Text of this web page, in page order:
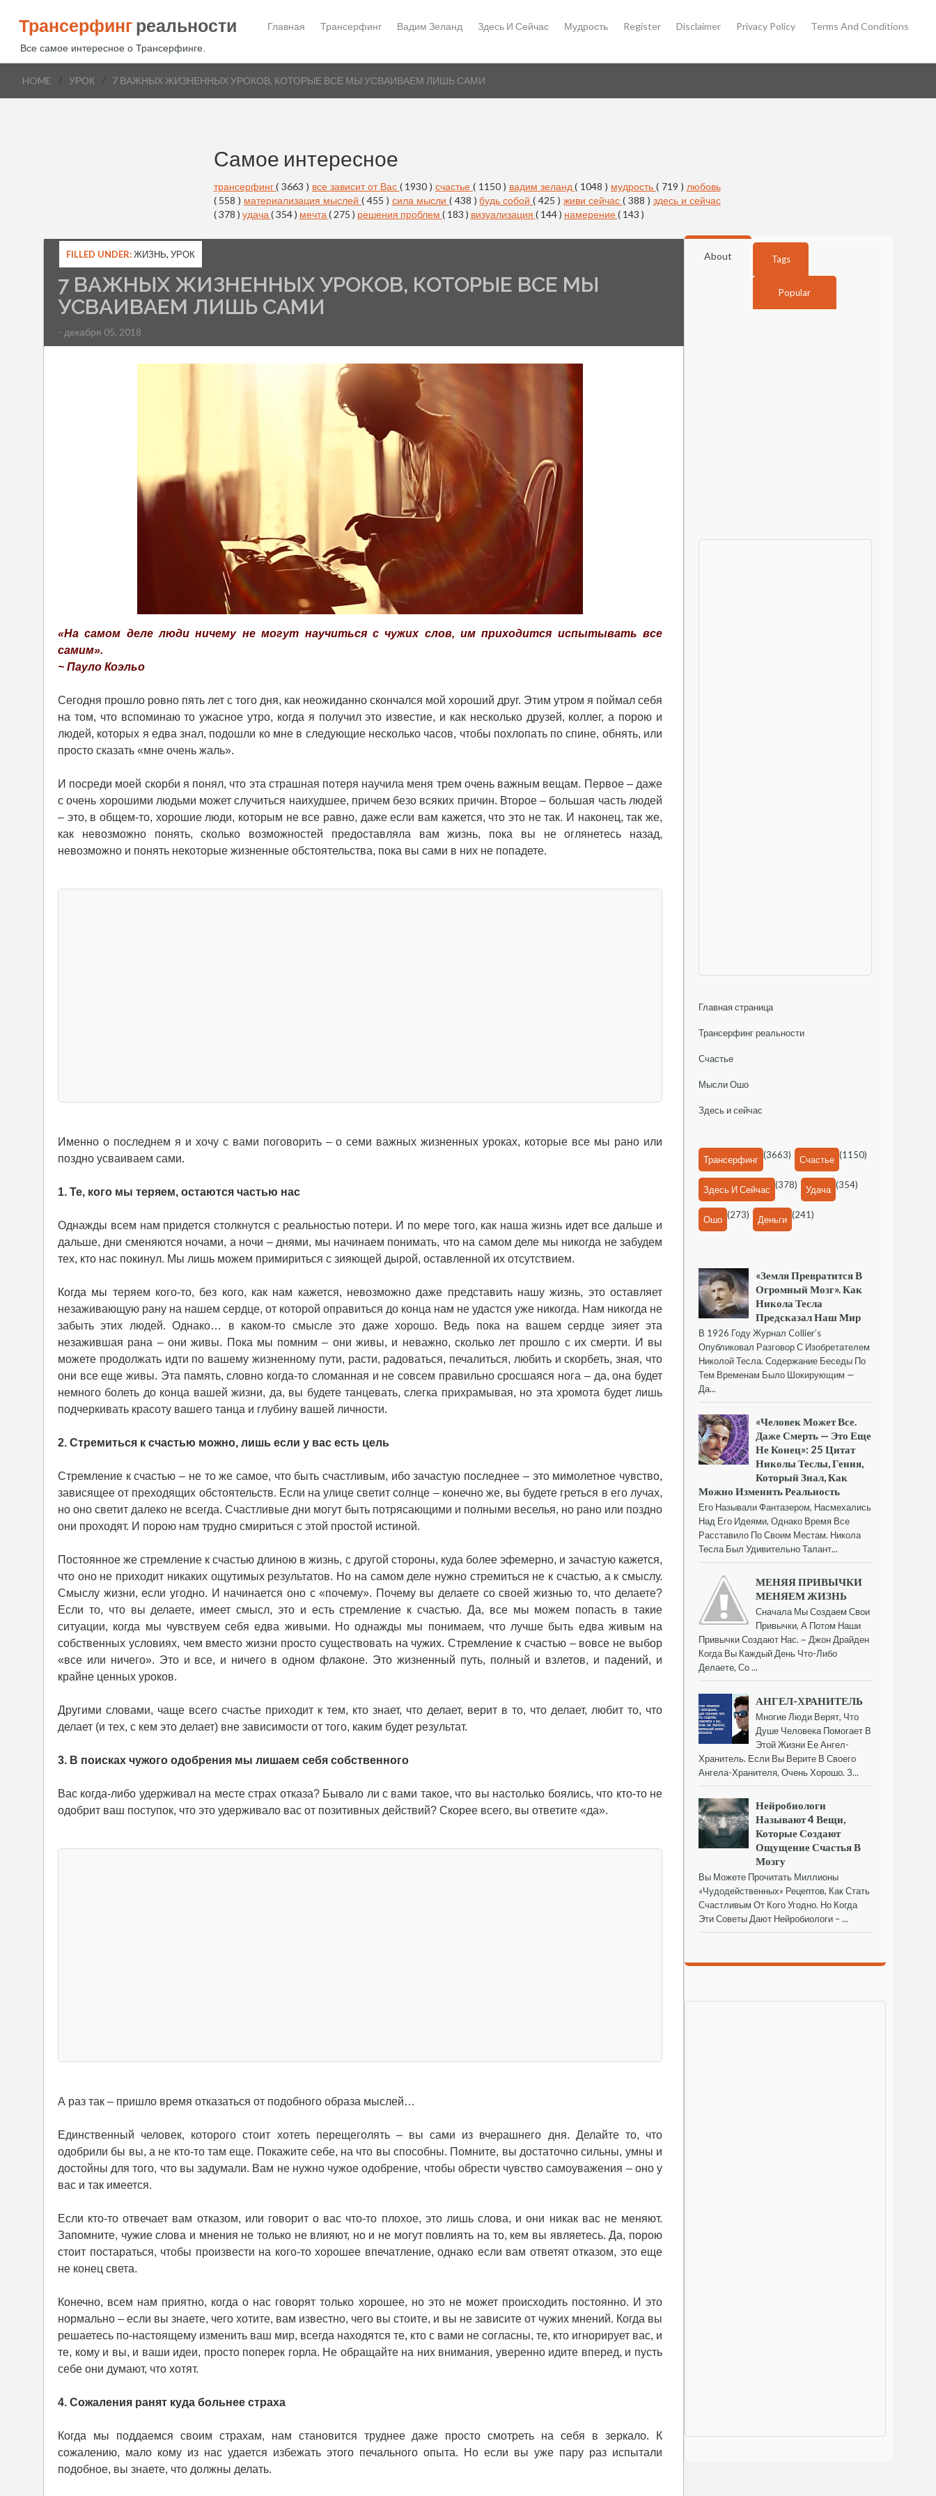
Трансерфинг реальности
Все самое интересное о Трансерфинге.
Главная Трансерфинг Вадим Зеланд Здесь И Сейчас Мудрость Register Disclaimer Privacy Policy Terms And Conditions
HOME / УРОК / 7 ВАЖНЫХ ЖИЗНЕННЫХ УРОКОВ, КОТОРЫЕ ВСЕ МЫ УСВАИВАЕМ ЛИШЬ САМИ
Самое интересное
трансерфинг( 3663 ) все зависит от Вас ( 1930 )счастье ( 1150 ) вадим зеланд( 1048 ) мудрость ( 719 ) любовь
( 558 ) материализация мыслей( 455 ) сила мысли ( 438 )будь собой( 425 )живи сейчас ( 388 ) здесь и сейчас
( 378 ) удача ( 354 ) мечта ( 275 ) решения проблем ( 183 ) визуализация ( 144 ) намерение( 143 )
FILLED UNDER:ЖИЗНЬ, УРОК
7 ВАЖНЫХ ЖИЗНЕННЫХ УРОКОВ, КОТОРЫЕ ВСЕ МЫ
УСВАИВАЕМ ЛИШЬ САМИ
- декабря 05, 2018
«На самом деле люди ничему не могут научиться с чужих слов, им приходится испытывать все
самим».
~ Пауло Коэльо
Сегодня прошло ровно пять лет с того дня, как неожиданно скончался мой хороший друг. Этим утром я поймал себя
на том, что вспоминаю то ужасное утро, когда я получил это известие, и как несколько друзей, коллег, а порою и
людей, которых я едва знал, подошли ко мне в следующие несколько часов, чтобы похлопать по спине, обнять, или
просто сказать «мне очень жаль».
И посреди моей скорби я понял, что эта страшная потеря научила меня трем очень важным вещам. Первое – даже
с очень хорошими людьми может случиться наихудшее, причем безо всяких причин. Второе – большая часть людей
– это, в общем-то, хорошие люди, которым не все равно, даже если вам кажется, что это не так. И наконец, так же,
как невозможно понять, сколько возможностей предоставляла вам жизнь, пока вы не оглянетесь назад,
невозможно и понять некоторые жизненные обстоятельства, пока вы сами в них не попадете.
Именно о последнем я и хочу с вами поговорить – о семи важных жизненных уроках, которые все мы рано или
поздно усваиваем сами.
1. Те, кого мы теряем, остаются частью нас
Однажды всем нам придется столкнутся с реальностью потери. И по мере того, как наша жизнь идет все дальше и
дальше, дни сменяются ночами, а ночи – днями, мы начинаем понимать, что на самом деле мы никогда не забудем
тех, кто нас покинул. Мы лишь можем примириться с зияющей дырой, оставленной их отсутствием.
Когда мы теряем кого-то, без кого, как нам кажется, невозможно даже представить нашу жизнь, это оставляет
незаживающую рану на нашем сердце, от которой оправиться до конца нам не удастся уже никогда. Нам никогда не
забыть этих людей. Однако… в каком-то смысле это даже хорошо. Ведь пока на вашем сердце зияет эта
незажившая рана – они живы. Пока мы помним – они живы, и неважно, сколько лет прошло с их смерти. И вы
можете продолжать идти по вашему жизненному пути, расти, радоваться, печалиться, любить и скорбеть, зная, что
они все еще живы. Эта память, словно когда-то сломанная и не совсем правильно сросшаяся нога – да, она будет
немного болеть до конца вашей жизни, да, вы будете танцевать, слегка прихрамывая, но эта хромота будет лишь
подчеркивать красоту вашего танца и глубину вашей личности.
2. Стремиться к счастью можно, лишь если у вас есть цель
Стремление к счастью – не то же самое, что быть счастливым, ибо зачастую последнее – это мимолетное чувство,
зависящее от преходящих обстоятельств. Если на улице светит солнце – конечно же, вы будете греться в его лучах,
но оно светит далеко не всегда. Счастливые дни могут быть потрясающими и полными веселья, но рано или поздно
они проходят. И порою нам трудно смириться с этой простой истиной.
Постоянное же стремление к счастью длиною в жизнь, с другой стороны, куда более эфемерно, и зачастую кажется,
что оно не приходит никаких ощутимых результатов. Но на самом деле нужно стремиться не к счастью, а к смыслу.
Смыслу жизни, если угодно. И начинается оно с «почему». Почему вы делаете со своей жизнью то, что делаете?
Если то, что вы делаете, имеет смысл, это и есть стремление к счастью. Да, все мы можем попасть в такие
ситуации, когда мы чувствуем себя едва живыми. Но однажды мы понимаем, что лучше быть едва живым на
собственных условиях, чем вместо жизни просто существовать на чужих. Стремление к счастью – вовсе не выбор
«все или ничего». Это и все, и ничего в одном флаконе. Это жизненный путь, полный и взлетов, и падений, и
крайне ценных уроков.
Другими словами, чаще всего счастье приходит к тем, кто знает, что делает, верит в то, что делает, любит то, что
делает (и тех, с кем это делает) вне зависимости от того, каким будет результат.
3. В поисках чужого одобрения мы лишаем себя собственного
Вас когда-либо удерживал на месте страх отказа? Бывало ли с вами такое, что вы настолько боялись, что кто-то не
одобрит ваш поступок, что это удерживало вас от позитивных действий? Скорее всего, вы ответите «да».
А раз так – пришло время отказаться от подобного образа мыслей…
Единственный человек, которого стоит хотеть перещеголять – вы сами из вчерашнего дня. Делайте то, что
одобрили бы вы, а не кто-то там еще. Покажите себе, на что вы способны. Помните, вы достаточно сильны, умны и
достойны для того, что вы задумали. Вам не нужно чужое одобрение, чтобы обрести чувство самоуважения – оно у
вас и так имеется.
Если кто-то отвечает вам отказом, или говорит о вас что-то плохое, это лишь слова, и они никак вас не меняют.
Запомните, чужие слова и мнения не только не влияют, но и не могут повлиять на то, кем вы являетесь. Да, порою
стоит постараться, чтобы произвести на кого-то хорошее впечатление, однако если вам ответят отказом, это еще
не конец света.
Конечно, всем нам приятно, когда о нас говорят только хорошее, но это не может происходить постоянно. И это
нормально – если вы знаете, чего хотите, вам известно, чего вы стоите, и вы не зависите от чужих мнений. Когда вы
решаетесь по-настоящему изменить ваш мир, всегда находятся те, кто с вами не согласны, те, кто игнорирует вас, и
те, кому и вы, и ваши идеи, просто поперек горла. Не обращайте на них внимания, уверенно идите вперед, и пусть
себе они думают, что хотят.
4. Сожаления ранят куда больнее страха
Когда мы поддаемся своим страхам, нам становится труднее даже просто смотреть на себя в зеркало. К
сожалению, мало кому из нас удается избежать этого печального опыта. Но если вы уже пару раз испытали
подобное, вы знаете, что должны делать.
About Tags
Popular
Главная страница
Трансерфинг реальности
Счастье
Мысли Ошо
Здесь и сейчас
Трансерфинг (3663) Счастье (1150)
Здесь И Сейчас (378) Удача (354)
Ошо (273) Деньги (241)
«Земля Превратится В
Огромный Мозг». Как
Никола Тесла
Предсказал Наш Мир
В 1926 Году Журнал Collier’s
Опубликовал Разговор С Изобретателем
Николой Тесла. Содержание Беседы По
Тем Временам Было Шокирующим —
Да...
«Человек Может Все.
Даже Смерть — Это Еще
Не Конец»: 25 Цитат
Николы Теслы, Гения,
Который Знал, Как
Можно Изменить Реальность
Его Называли Фантазером, Насмехались
Над Его Идеями, Однако Время Все
Расставило По Своим Местам. Никола
Тесла Был Удивительно Талант...
МЕНЯЯ ПРИВЫЧКИ
МЕНЯЕМ ЖИЗНЬ
Сначала Мы Создаем Свои
Привычки, А Потом Наши
Привычки Создают Нас. ~ Джон Драйден
Когда Вы Каждый День Что-Либо
Делаете, Со ...
АНГЕЛ-ХРАНИТЕЛЬ
Многие Люди Верят, Что
Душе Человека Помогает В
Этой Жизни Ее Ангел-
Хранитель. Если Вы Верите В Своего
Ангела-Хранителя, Очень Хорошо. З...
Нейробиологи
Называют 4 Вещи,
Которые Создают
Ощущение Счастья В
Мозгу
Вы Можете Прочитать Миллионы
«чудодейственных» Рецептов, Как Стать
Счастливым От Кого Угодно. Но Когда
Эти Советы Дают Нейробиологи – ...